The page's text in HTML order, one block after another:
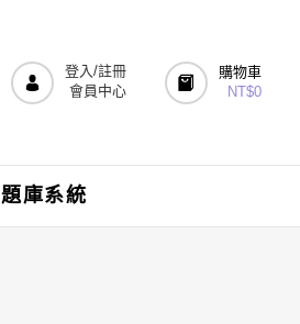
登入/註冊
會員中心
購物車
NT$0
題庫系統